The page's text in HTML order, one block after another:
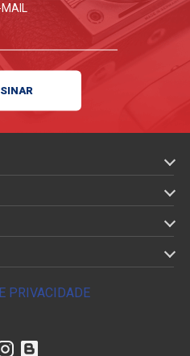
MAIL
PRIVACIDADE